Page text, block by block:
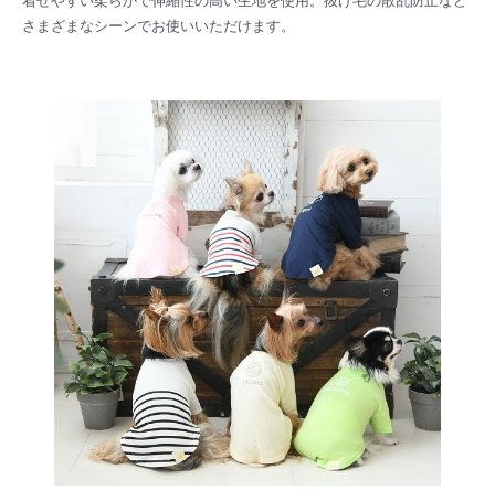
さまざまなシーンでお使いいただけます。